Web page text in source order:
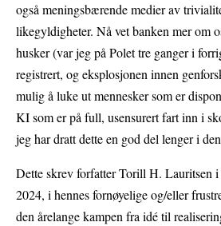
også meningsbærende medier av
likegyldigheter. Nå vet banken mer om
husker (var jeg på Polet tre ganger i
registrert, og eksplosjonen innen
mulig å luke ut mennesker som er
KI som er på full, usensurert fart inn i
jeg har dratt dette en god del lenger i
Dette skrev forfatter Torill H. Lauritsen
2024, i hennes fornøyelige og/eller
den årelange kampen fra idé til